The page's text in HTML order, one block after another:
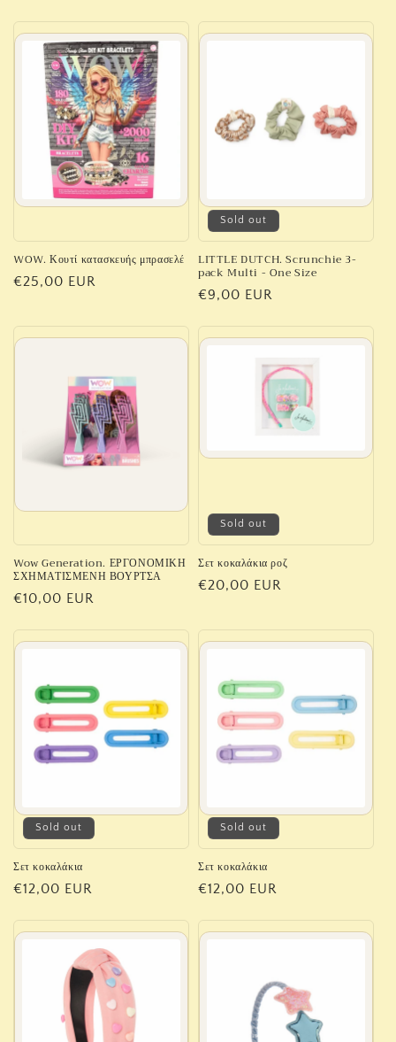
WOW. Κουτί κατασκευής μπρασελέ
Regular
€25,00 EUR
Sold out
LITTLE DUTCH. Scrunchie 3-
pack Multi - One Size
Regular
€9,00 EUR
Wow Generation. ΕΡΓΟΝΟΜΙΚΗ
ΣΧΗΜΑΤΙΣΜΕΝΗ ΒΟΥΡΤΣΑ
Regular
€10,00 EUR
Sold out
Σετ κοκαλάκια ροζ
Regular
€20,00 EUR
Sold out
Σετ κοκαλάκια
Regular
€12,00 EUR
Sold out
Σετ κοκαλάκια
Regular
€12,00 EUR